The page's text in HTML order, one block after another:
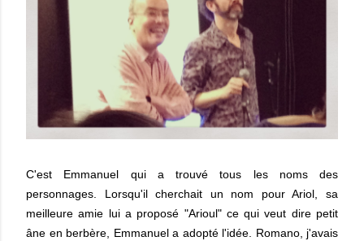
C'est Emmanuel qui a trouvé tous les noms des
personnages. Lorsqu'il cherchait un nom pour Ariol, sa
meilleure amie lui a proposé "Arioul" ce qui veut dire petit
âne en berbère, Emmanuel a adopté l'idée. Romano, j'avais